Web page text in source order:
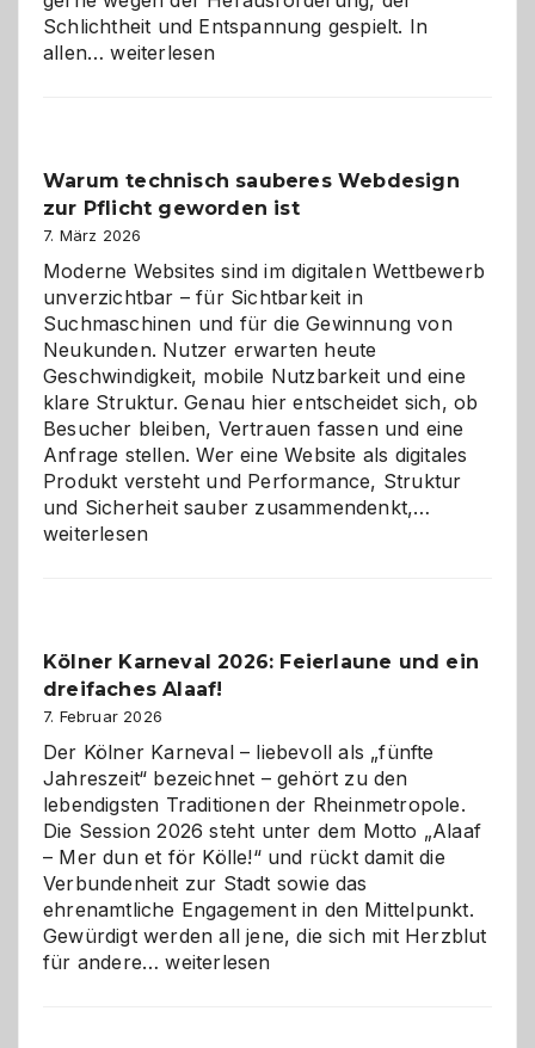
Schlichtheit und Entspannung gespielt. In
allen…Sudoku
den
Logikrätseln
weiterlesen
Warum technisch sauberes Webdesign
zur Pflicht geworden ist
7. März 2026
Moderne Websites sind im digitalen Wettbewerb
unverzichtbar – für Sichtbarkeit in
Suchmaschinen und für die Gewinnung von
Neukunden. Nutzer erwarten heute
Geschwindigkeit, mobile Nutzbarkeit und eine
klare Struktur. Genau hier entscheidet sich, ob
Besucher bleiben, Vertrauen fassen und eine
Anfrage stellen. Wer eine Website als digitales
Produkt versteht und Performance, Struktur
und Sicherheit sauber zusammendenkt,…
geworden
weiterlesen
Kölner Karneval 2026: Feierlaune und ein
dreifaches Alaaf!
7. Februar 2026
Der Kölner Karneval – liebevoll als „fünfte
Jahreszeit“ bezeichnet – gehört zu den
lebendigsten Traditionen der Rheinmetropole.
Die Session 2026 steht unter dem Motto „Alaaf
– Mer dun et för Kölle!“ und rückt damit die
Verbundenheit zur Stadt sowie das
ehrenamtliche Engagement in den Mittelpunkt.
Gewürdigt werden all jene, die sich mit Herzblut
für andere…Kölner
weiterlesen